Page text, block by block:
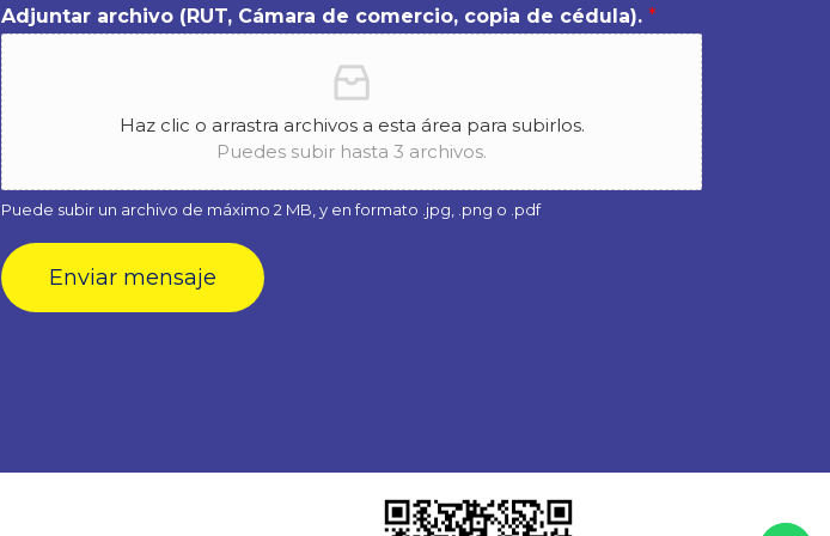
Adjuntar archivo (RUT, Cámara de comercio, copia de cédula). *
Haz clic o arrastra archivos a esta área para subirlos.
Puedes subir hasta 3 archivos.
Puede subir un archivo de máximo 2 MB, y en formato .jpg, .png o .pdf
Enviar mensaje